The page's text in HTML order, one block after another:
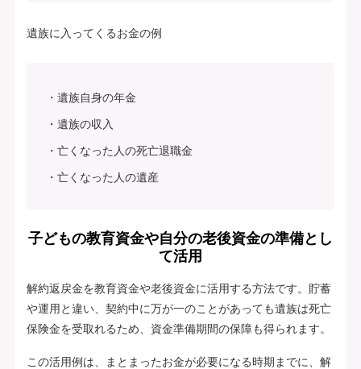
遺族に入ってくるお金の例
遺族自身の年金
遺族の収入
亡くなった人の死亡退職金
亡くなった人の遺産
子どもの教育資金や自分の老後資金の準備とし
て活用
解約返戻金を教育資金や老後資金に活用する方法です。貯蓄
や運用と違い、契約中に万が一のことがあっても遺族は死亡
保険金を受取れるため、資金準備期間の保障も得られます。
この活用例は、まとまったお金が必要になる時期までに、解